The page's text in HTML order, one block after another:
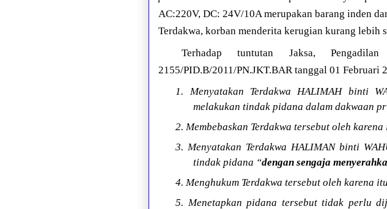
AC:220V, DC: 24V/10A merupakan barang inden
Terdakwa, korban menderita kerugian kurang lebih
Terhadap tuntutan Jaksa,
2155/PID.B/2011/PN.JKT.BAR tanggal 01 Februari
1. Menyatakan Terdakwa HALIMAH binti
melakukan tindak pidana dalam dakwaan
2. Membebaskan Terdakwa tersebut oleh
3. Menyatakan Terdakwa HALIMAN binti
tindak pidana “dengan sengaja
4. Menghukum Terdakwa tersebut oleh karena
5. Menetapkan pidana tersebut tidak perlu